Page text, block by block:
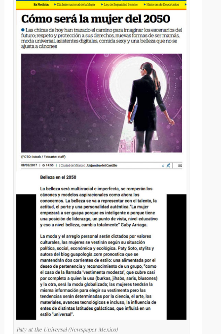
Paty at the Universal (Newspaper Mexico)